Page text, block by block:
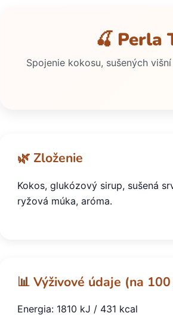
🍒 Perla
Spojenie kokosu, sušených
🌿 Zloženie
Kokos, glukózový sirup, sušená
ryžová múka, aróma.
📊 Výživové údaje (na
Energia: 1810 kJ / 431 kcal